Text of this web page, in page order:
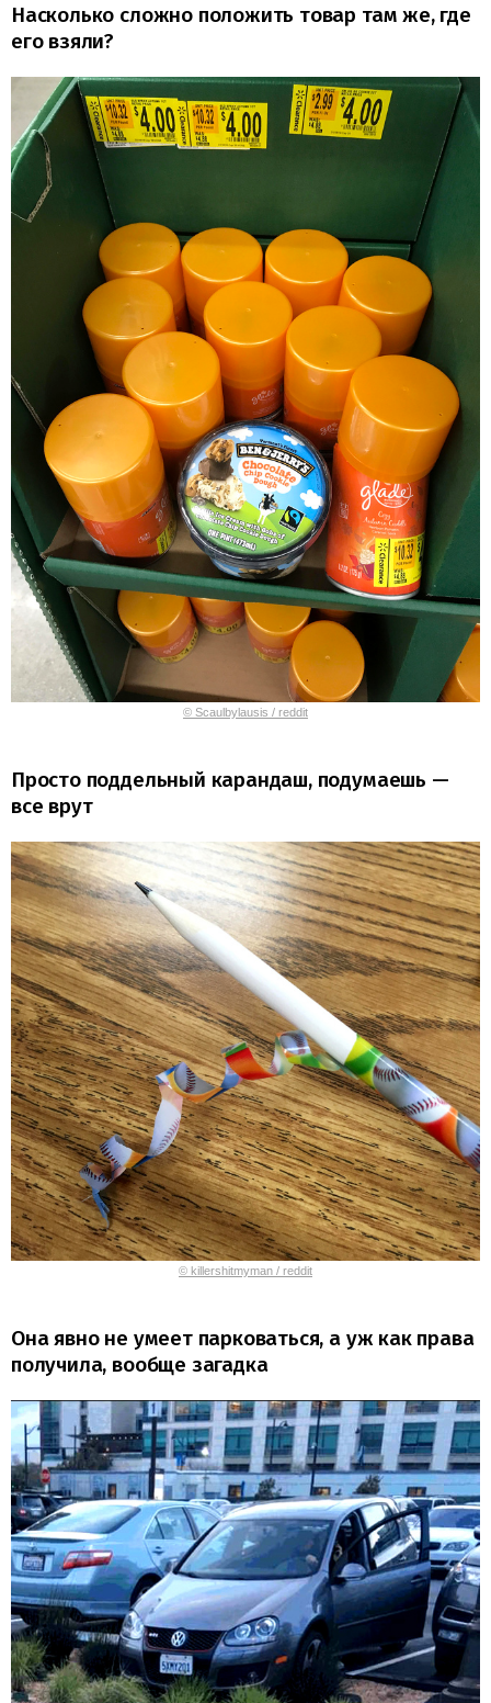
Насколько сложно положить товар там же, где
его взяли?
© Scaulbylausis / reddit
Просто поддельный карандаш, подумаешь —
все врут
© killershitmyman / reddit
Она явно не умеет парковаться, а уж как права
получила, вообще загадка